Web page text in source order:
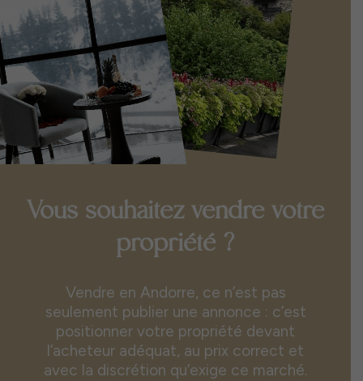
Vous souhaitez vendre votre
propriété ?
Vendre en Andorre, ce n’est pas
seulement publier une annonce : c’est
positionner votre propriété devant
l’acheteur adéquat, au prix correct et
avec la discrétion qu’exige ce marché.